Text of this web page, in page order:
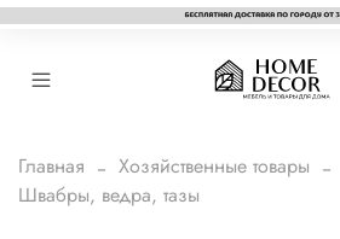
Главная
Хозяйственные товары
Швабры, ведра, тазы